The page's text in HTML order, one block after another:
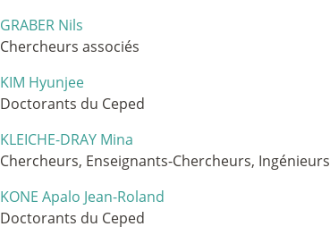
GRABER Nils
Chercheurs associés
KIM Hyunjee
Doctorants du Ceped
KLEICHE-DRAY Mina
Chercheurs, Enseignants-Chercheurs, Ingénieurs
KONE Apalo Jean-Roland
Doctorants du Ceped